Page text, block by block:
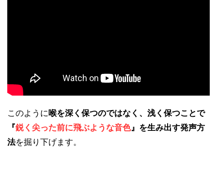
このように喉を深く保つのではなく、浅く保つことで
『鋭く尖った前に飛ぶような音色』を生み出す発声方
法を掘り下げます。